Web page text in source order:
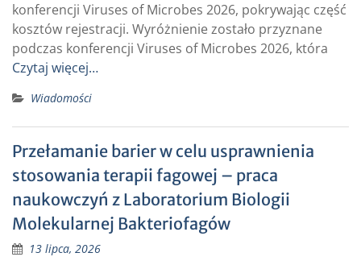
konferencji Viruses of Microbes 2026, pokrywając część
kosztów rejestracji. Wyróżnienie zostało przyznane
podczas konferencji Viruses of Microbes 2026, która
Czytaj więcej…
Wiadomości
Przełamanie barier w celu usprawnienia
stosowania terapii fagowej – praca
naukowczyń z Laboratorium Biologii
Molekularnej Bakteriofagów
13 lipca, 2026